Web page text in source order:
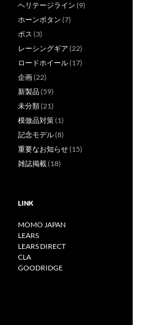
ヘリテージライン (9)
ホーンボタン (7)
ボス (3)
レーシングギア (22)
ロードホイール(17)
企画(22)
新製品(59)
未分類(21)
模倣品対策(1)
記念モデル(8)
重要なお知らせ(15)
雑誌掲載(18)
LINK
MOMO JAPAN
LEARS
LEARS DIRECT
CLA
GOODRIDGE